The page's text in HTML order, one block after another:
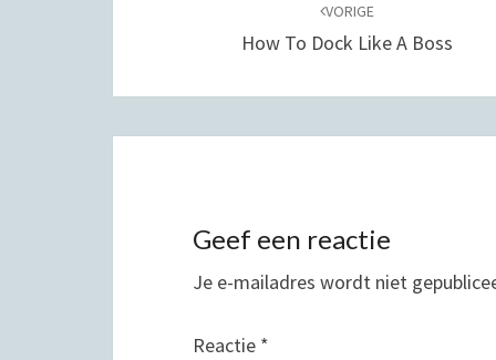
VORIGE
How To Dock Like A Boss
Geef een reactie
Je e-mailadres wordt niet
Reactie *